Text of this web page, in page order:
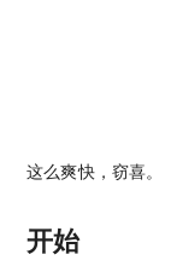
这么爽快，窃喜。
开始